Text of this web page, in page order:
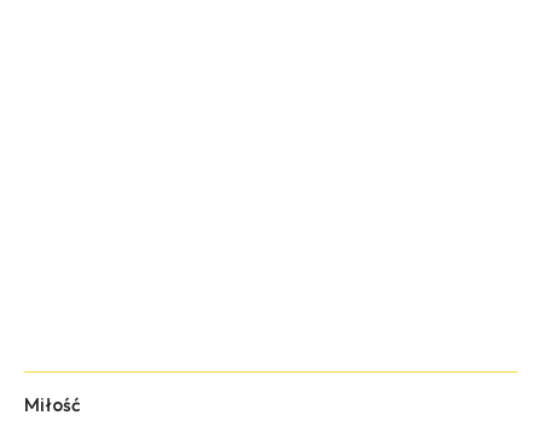
Miłość